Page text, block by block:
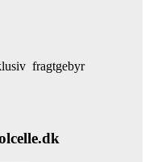
fragtgebyr